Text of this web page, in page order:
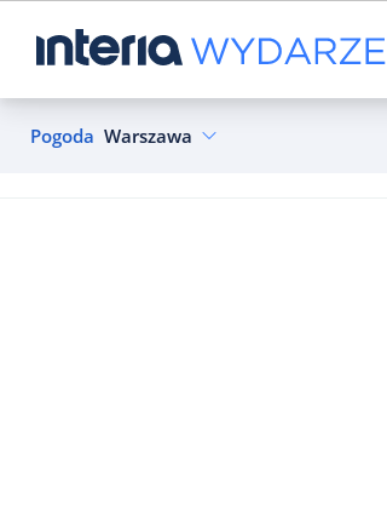
Pogoda Warszawa